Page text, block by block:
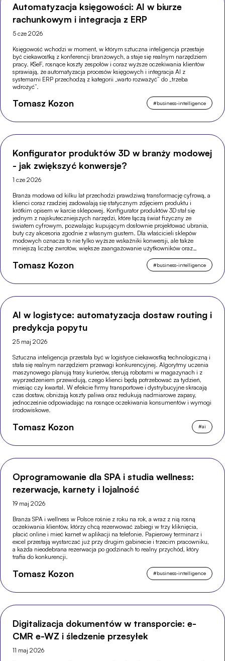
Automatyzacja księgowości: AI w biurze
rachunkowym i integracja z ERP
5 cze 2026
Księgowość wchodzi w moment, w którym sztuczna inteligencja przestaje
być ciekawostką z konferencji branżowych, a staje się realnym narzędziem
pracy. KSeF, rosnące koszty zespołów i coraz wyższe oczekiwania klientów
sprawiają, że automatyzacja procesów księgowych i integracja AI z
systemami ERP przechodzą z kategorii „warto rozważyć” do „trzeba
wdrożyć”.
Tomasz Kozon #business-intelligence
Konfigurator produktów 3D w branży modowej
- jak zwiększyć konwersje?
1 cze 2026
Branża modowa od kilku lat przechodzi prawdziwą transformację cyfrową, a
klienci coraz rzadziej zadowalają się statycznym zdjęciem produktu i
krótkim opisem w karcie sklepowej. Konfigurator produktów 3D stał się
jednym z najskuteczniejszych narzędzi, które łączą świat fizyczny ze
światem cyfrowym, pozwalając kupującym dosłownie projektować ubrania,
buty czy akcesoria zgodnie z własnym gustem. Dla właścicieli sklepów
modowych oznacza to nie tylko wyższe wskaźniki konwersji, ale także
mniejszą liczbę zwrotów, większe zaangażowanie użytkowników oraz
Tomasz Kozon #business-intelligence
AI w logistyce: automatyzacja dostaw routing i
predykcja popytu
25 maj 2026
Sztuczna inteligencja przestała być w logistyce ciekawostką technologiczną i
stała się realnym narzędziem przewagi konkurencyjnej. Algorytmy uczenia
maszynowego planują trasy kurierów, sterują robotami w magazynach i z
wyprzedzeniem przewidują, czego klienci będą potrzebować za tydzień,
miesiąc czy kwartał. W efekcie firmy transportowe i dystrybucyjne skracają
czas dostaw, obniżają koszty paliwa oraz redukują nadmiarowe zapasy,
jednocześnie odpowiadając na rosnące oczekiwania konsumentów i wymogi
środowiskowe.
Tomasz Kozon #ai
Oprogramowanie dla SPA i studia wellness:
rezerwacje, karnety i lojalność
19 maj 2026
Branża SPA i wellness w Polsce rośnie z roku na rok, a wraz z nią rosną
oczekiwania klientów, którzy chcą rezerwować zabiegi w trzy kliknięcia,
płacić online i mieć karnet w aplikacji na telefonie. Papierowy terminarz i
excel przestają wystarczać już przy drugim gabinecie i trzecim pracowniku,
a każda nieodebrana rezerwacja po godzinach to realny przychód, który
trafia do konkurencji.
Tomasz Kozon #business-intelligence
Digitalizacja dokumentów w transporcie: e-
CMR e-WZ i śledzenie przesyłek
11 maj 2026